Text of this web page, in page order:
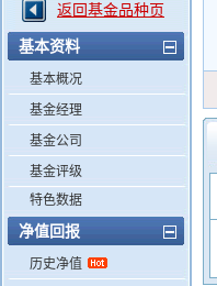
返回基金品种页
基本资料
基本概况
基金经理
基金公司
基金评级
特色数据
净值回报
历史净值